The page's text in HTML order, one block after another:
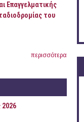
Επαγγελματικής
του
περισσότερα
2026